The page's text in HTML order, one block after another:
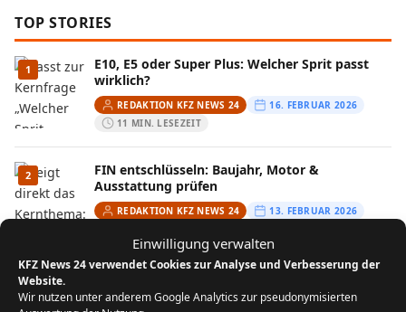
Einwilligung verwalten
KFZ News 24 verwendet Cookies zur Analyse und Verbesserung der
Website.
Wir nutzen unter anderem Google Analytics zur pseudonymisierten
TOP STORIES
1
E10, E5 oder Super Plus: Welcher Sprit passt
wirklich?
REDAKTION KFZ NEWS 24
16. FEBRUAR 2026
11 MIN. LESEZEIT
2
FIN entschlüsseln: Baujahr, Motor &
Ausstattung prüfen
REDAKTION KFZ NEWS 24
13. FEBRUAR 2026
3
Wenn der Kofferraum streikt: Ursachen und
Lösungen aus der Praxis